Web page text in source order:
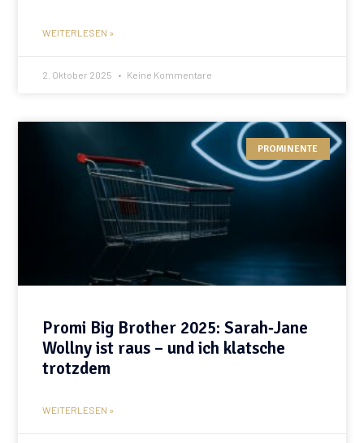
WEITERLESEN »
2. Oktober 2025 Keine Kommentare
PROMINENTE
Promi Big Brother 2025: Sarah‑Jane
Wollny ist raus – und ich klatsche
trotzdem
WEITERLESEN »